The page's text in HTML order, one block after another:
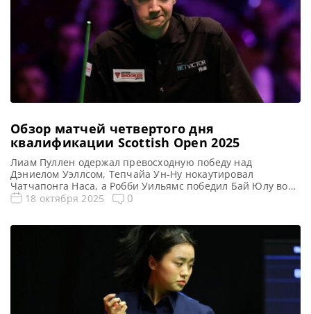
Обзор матчей четвертого дня
квалификации Scottish Open 2025
Лиам Пуллен одержал превосходную победу над
Дэниелом Уэллсом, Тепчайа Ун-Ну нокаутировал
Чатчапонга Наса, а Робби Уильямс победил Бай Юлу во
втором квалификационном раунде на турнире Scottish
завершив встречу с преимуществом 4-0. Эта победа
принесла йоркширцу выход в основную стадию турнира
18 октября 2025 0